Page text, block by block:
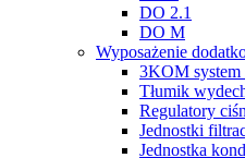
DO 2.1
DO M
Wyposażenie
3KOM system
Tłumik
Regulatory
Jednostki
Jednostka